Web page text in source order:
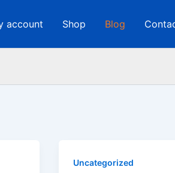
account Shop Blog
Uncategorized